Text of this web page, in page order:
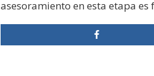
asesoramiento en esta etapa